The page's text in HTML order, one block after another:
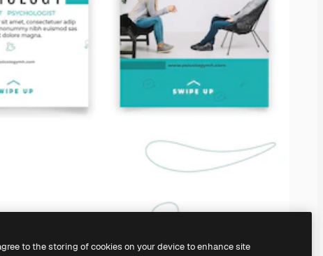
to the storing of cookies on your device to enhance site